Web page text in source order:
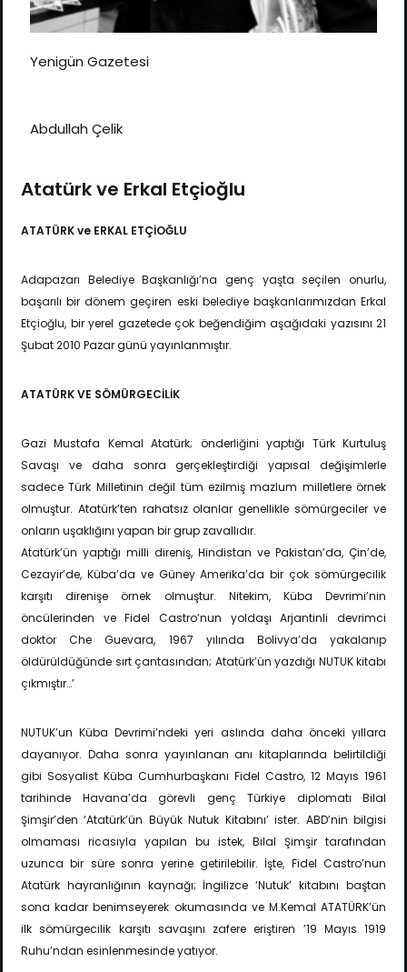
Yenigün Gazetesi
Abdullah Çelik
Atatürk ve Erkal Etçioğlu
ATATÜRK ve ERKAL ETÇİOĞLU
Adapazarı Belediye Başkanlığı’na genç yaşta seçilen onurlu,
başarılı bir dönem geçiren eski belediye başkanlarımızdan Erkal
Etçioğlu, bir yerel gazetede çok beğendiğim aşağıdaki yazısını 21
Şubat 2010 Pazar günü yayınlanmıştır.
ATATÜRK VE SÖMÜRGECİLİK
Gazi Mustafa Kemal Atatürk; önderliğini yaptığı Türk Kurtuluş
Savaşı ve daha sonra gerçekleştirdiği yapısal değişimlerle
sadece Türk Milletinin değil tüm ezilmiş mazlum milletlere örnek
olmuştur. Atatürk’ten rahatsız olanlar genellikle sömürgeciler ve
onların uşaklığını yapan bir grup zavallıdır.
Atatürk’ün yaptığı milli direniş, Hindistan ve Pakistan’da, Çin’de,
Cezayir’de, Küba’da ve Güney Amerika’da bir çok sömürgecilik
karşıtı direnişe örnek olmuştur. Nitekim, Küba Devrimi’nin
öncülerinden ve Fidel Castro’nun yoldaşı Arjantinli devrimci
doktor Che Guevara, 1967 yılında Bolivya’da yakalanıp
öldürüldüğünde sırt çantasından; Atatürk’ün yazdığı NUTUK kitabı
çıkmıştır…’
NUTUK’un Küba Devrimi’ndeki yeri aslında daha önceki yıllara
dayanıyor. Daha sonra yayınlanan anı kitaplarında belirtildiği
gibi Sosyalist Küba Cumhurbaşkanı Fidel Castro, 12 Mayıs 1961
tarihinde Havana’da görevli genç Türkiye diplomatı Bilal
Şimşir’den ‘Atatürk’ün Büyük Nutuk Kitabını’ ister. ABD’nin bilgisi
olmaması ricasıyla yapılan bu istek, Bilal Şimşir tarafından
uzunca bir süre sonra yerine getirilebilir. İşte, Fidel Castro’nun
Atatürk hayranlığının kaynağı; İngilizce ‘Nutuk’ kitabını baştan
sona kadar benimseyerek okumasında ve M.Kemal ATATÜRK’ün
ilk sömürgecilik karşıtı savaşını zafere eriştiren ’19 Mayıs 1919
Ruhu’ndan esinlenmesinde yatıyor.